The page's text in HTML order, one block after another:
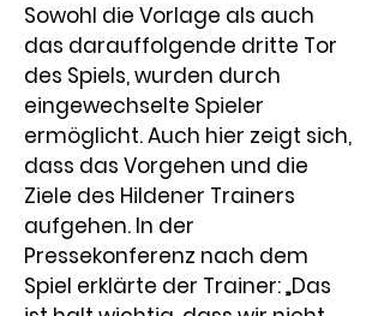
Sowohl die Vorlage als auch
das darauffolgende dritte Tor
des Spiels, wurden durch
eingewechselte Spieler
ermöglicht. Auch hier zeigt sich,
dass das Vorgehen und die
Ziele des Hildener Trainers
aufgehen. In der
Pressekonferenz nach dem
Spiel erklärte der Trainer: „Das